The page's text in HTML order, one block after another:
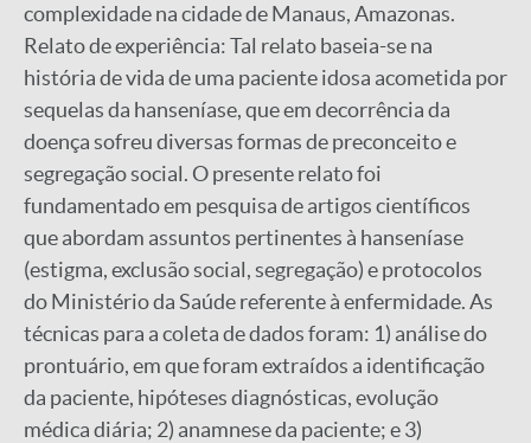
complexidade na cidade de Manaus, Amazonas.
Relato de experiência: Tal relato baseia-se na
história de vida de uma paciente idosa acometida por
sequelas da hanseníase, que em decorrência da
doença sofreu diversas formas de preconceito e
segregação social. O presente relato foi
fundamentado em pesquisa de artigos científicos
que abordam assuntos pertinentes à hanseníase
(estigma, exclusão social, segregação) e protocolos
do Ministério da Saúde referente à enfermidade. As
técnicas para a coleta de dados foram: 1) análise do
prontuário, em que foram extraídos a identificação
da paciente, hipóteses diagnósticas, evolução
médica diária; 2) anamnese da paciente; e 3)